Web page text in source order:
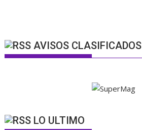
AVISOS CLASIFICADOS
LO ULTIMO